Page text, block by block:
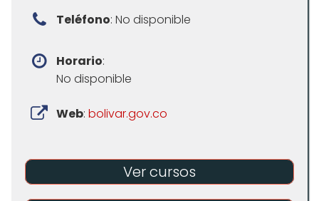
Teléfono: No disponible
Horario:
No disponible
Web: bolivar.gov.co
Ver cursos